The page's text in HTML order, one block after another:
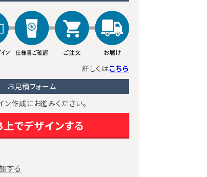
詳しくはこちら
お見積フォーム
作成にお進みください。
でデザインする
する